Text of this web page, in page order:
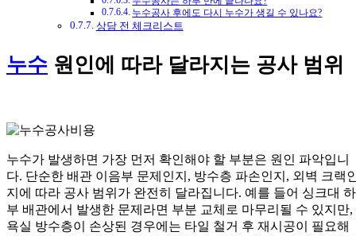
누수공사 후에도 다시 누수가 생길 수 있나요?
상담 전 체크리스트
누수 원인에 따라 달라지는 공사 범위
누수가 발생하면 가장 먼저 확인해야 할 부분은 원인 파악입니
다. 단순한 배관 이음부 문제인지, 방수층 파손인지, 외벽 크랙
지에 따라 공사 범위가 완전히 달라집니다. 예를 들어 싱크대 하
부 배관에서 발생한 문제라면 부분 교체로 마무리될 수 있지만,
욕실 방수층이 손상된 경우에는 타일 철거 후 재시공이 필요해